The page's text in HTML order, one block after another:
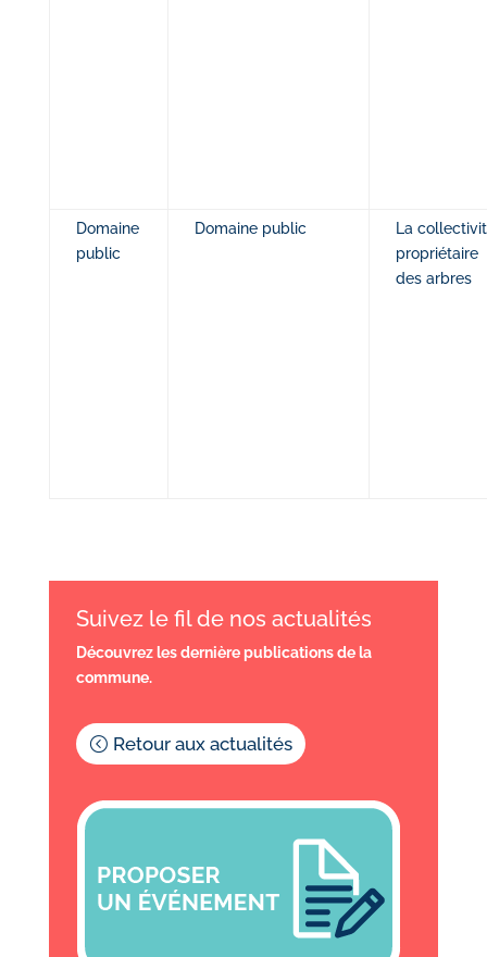
Domaine
public
Domaine public
La
propriétaire
des arbres
Suivez le fil de nos actualités
Découvrez les dernière publications de la
commune.
Retour aux actualités